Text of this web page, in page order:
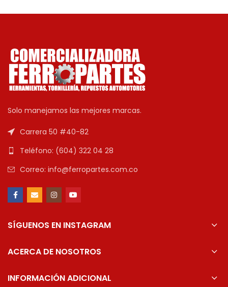
Solo manejamos las mejores marcas.
Carrera 50 #40-82
Teléfono: (604) 322 04 28
Correo: info@ferropartes.com.co
SÍGUENOS EN INSTAGRAM
ACERCA DE NOSOTROS
INFORMACIÓN ADICIONAL